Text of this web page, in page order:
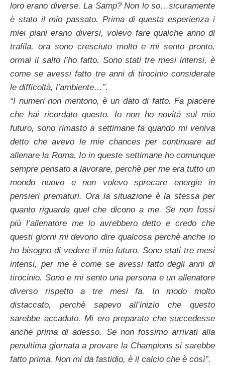
loro erano diverse. La Samp? Non lo so…sicuramente
è stato il mio passato. Prima di questa esperienza i
miei piani erano diversi, volevo fare qualche anno di
trafila, ora sono cresciuto molto e mi sento pronto,
ormai il salto l’ho fatto. Sono stati tre mesi intensi, è
come se avessi fatto tre anni di tirocinio considerate
le difficoltà, l’ambiente…”.
“I numeri non mentono, è un dato di fatto. Fa piacere
che hai ricordato questo. Io non ho novità sul mio
futuro, sono rimasto a settimane fa quando mi veniva
detto che avevo le mie chances per continuare ad
allenare la Roma. Io in queste settimane ho comunque
sempre pensato a lavorare, perchè per me era tutto un
mondo nuovo e non volevo sprecare energie in
pensieri prematuri. Ora la situazione è la stessa per
quanto riguarda quel che dicono a me. Se non fossi
più l’allenatore me lo avrebbero detto e credo che
questi giorni mi devono dire qualcosa perchè anche io
ho bisogno di vedere il mio futuro. Sono stati tre mesi
intensi, per me è come se avessi fatto degli anni di
tirocinio. Sono e mi sento una persona e un allenatore
diverso rispetto a tre mesi fa. In modo molto
distaccato, perchè sapevo all’inizio che questo
sarebbe accaduto. Mi ero preparato che succedesse
anche prima di adesso. Se non fossimo arrivati alla
penultima giornata a provare la Champions si sarebbe
fatto prima. Non mi da fastidio, è il calcio che è così”.